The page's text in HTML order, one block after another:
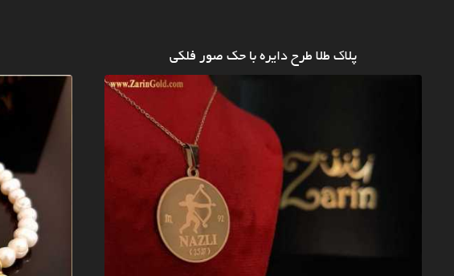
پلاک طلا طرح دایره با حک صور فلکی